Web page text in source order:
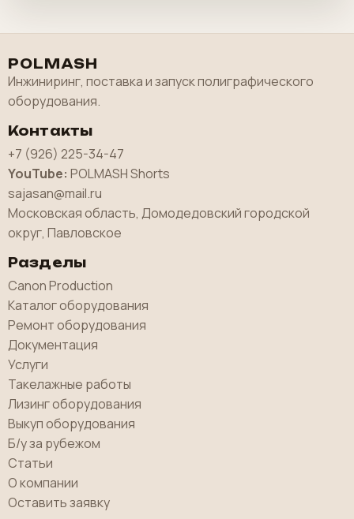
POLMASH
Инжиниринг, поставка и запуск полиграфического
оборудования.
Контакты
+7 (926) 225-34-47
YouTube: POLMASH Shorts
sajasan@mail.ru
Московская область, Домодедовский городской
округ, Павловское
Разделы
Canon Production
Каталог оборудования
Ремонт оборудования
Документация
Услуги
Такелажные работы
Лизинг оборудования
Выкуп оборудования
Б/у за рубежом
Статьи
О компании
Оставить заявку